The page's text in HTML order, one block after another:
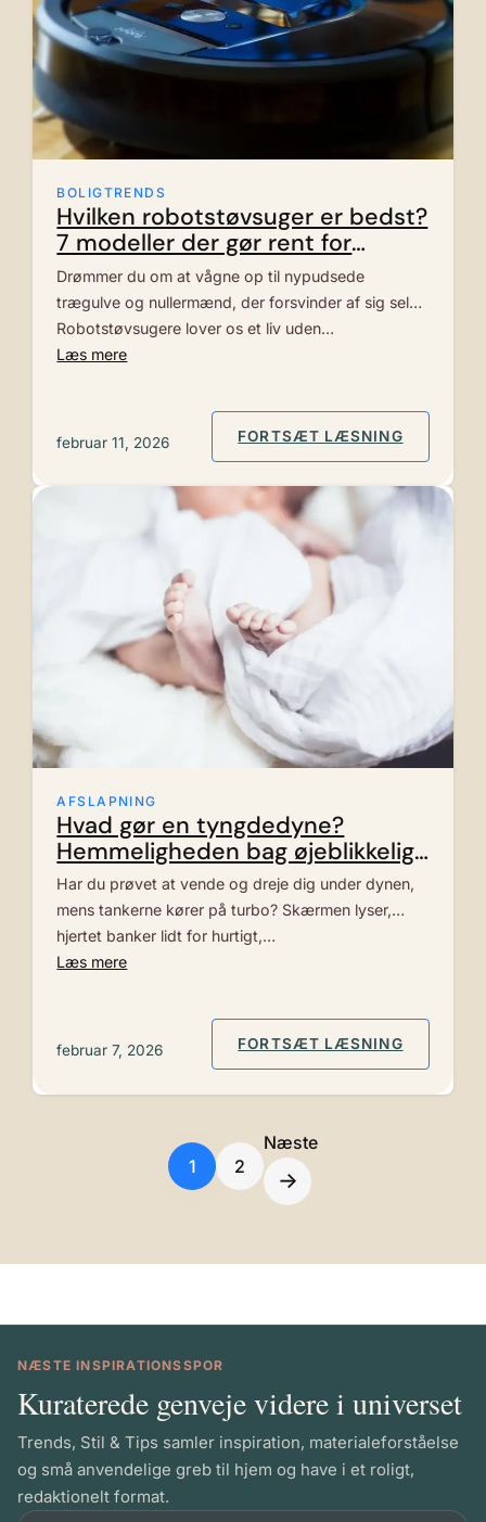
BOLIGTRENDS
Hvilken robotstøvsuger er bedst?
7 modeller der gør rent for
konkurrenterne
Drømmer du om at vågne op til nypudsede
trægulve og nullermænd, der forsvinder af sig selv?
Robotstøvsugere lover os et liv uden…
Læs mere
februar 11, 2026 FORTSÆT LÆSNING: HVILKEN
AFSLAPNING
Hvad gør en tyngdedyne?
Hemmeligheden bag øjeblikkelig
ro og dybere søvn
Har du prøvet at vende og dreje dig under dynen,
mens tankerne kører på turbo? Skærmen lyser,
hjertet banker lidt for hurtigt,…
Læs mere
februar 7, 2026 FORTSÆT LÆSNING: HVAD
1 2
Næste
→
NÆSTE INSPIRATIONSSPOR
Kuraterede genveje videre i universet
Trends, Stil & Tips samler inspiration, materialeforståelse
og små anvendelige greb til hjem og have i et roligt,
redaktionelt format.